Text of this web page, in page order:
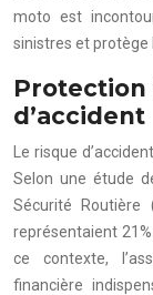
moto est
sinistres et protège
Protection
d’accident
Le risque
Selon une étude
Sécurité Routière
représentaient
ce contexte,
financière